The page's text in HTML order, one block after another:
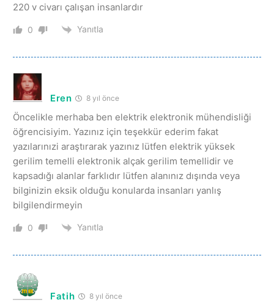
220 v civarı çalışan insanlardır
0 Yanıtla
Eren 8 yıl önce
Öncelikle merhaba ben elektrik elektronik mühendisliği
öğrencisiyim. Yazınız için teşekkür ederim fakat
yazılarınızi araştırarak yazınız lütfen elektrik yüksek
gerilim temelli elektronik alçak gerilim temellidir ve
kapsadığı alanlar farklıdır lütfen alanınız dışında veya
bilginizin eksik olduğu konularda insanları yanlış
bilgilendirmeyin
0 Yanıtla
Fatih 8 yıl önce